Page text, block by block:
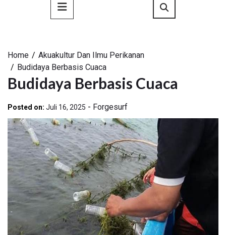
Primary
Menu
Home
Akuakultur Dan Ilmu Perikanan
Budidaya Berbasis Cuaca
Budidaya Berbasis Cuaca
Posted on: Juli 16, 2025 - Forgesurf